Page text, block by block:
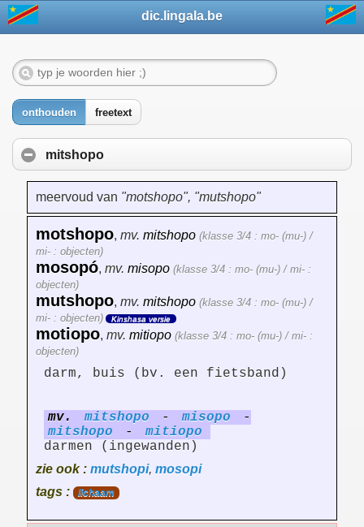
dic.lingala.be
onthouden freetext
mitshopo
meervoud van "motshopo", "mutshopo"
motshopo, mv. mitshopo (klasse 3/4 : mo- (mu-) /
mi- : objecten)
mosopó, mv. misopo (klasse 3/4 : mo- (mu-) / mi- :
objecten)
mutshopo, mv. mitshopo (klasse 3/4 : mo- (mu-) /
mi- : objecten)
Kinshasa versie
motiopo, mv. mitiopo (klasse 3/4 : mo- (mu-) / mi- :
objecten)
darm, buis (bv. een fietsband)
mv. mitshopo - misopo
-
mitshopo
-
mitiopo
darmen (ingewanden)
zie ook : mutshopi, mosopi
tags :
lichaam